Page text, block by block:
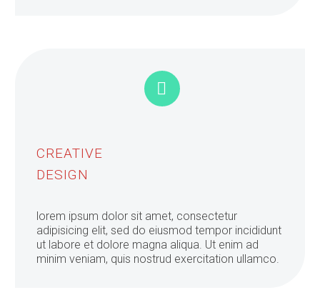


CREATIVE
DESIGN
lorem ipsum dolor sit amet, consectetur
adipisicing elit, sed do eiusmod tempor incididunt
ut labore et dolore magna aliqua. Ut enim ad
minim veniam, quis nostrud exercitation ullamco.